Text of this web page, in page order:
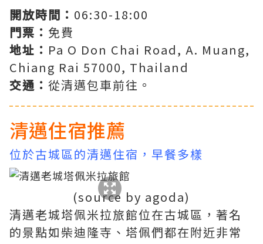
開放時間： 06:30-18:00
門票： 免費
地址： Pa O Don Chai Road, A. Muang,
Chiang Rai 57000, Thailand
交通： 從清邁包車前往。
清邁住宿推薦
位於古城區的清邁住宿，早餐多樣
(source by agoda)
清邁老城塔佩米拉旅館位在古城區，著名
的景點如柴迪隆寺、塔佩們都在附近非常